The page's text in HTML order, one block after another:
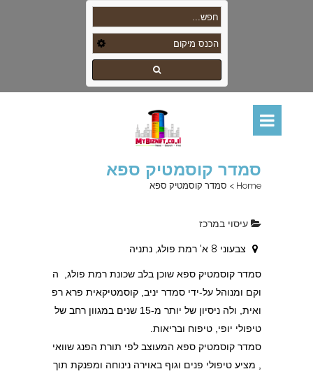
סמדר קוסמטיק ספא
Home
> סמדר קוסמטיק ספא
עיסוי במרכז
צבעוני 8 א' רמת פולג, נתניה
סמדר קוסמטיק ספא שוכן בלב שכונת רמת פולג, ה
וקם ומנוהל על-ידי סמדר יניב, קוסמטיקאית פרא רפ
ואית, ולה ניסיון של יותר מ-15 שנים במגוון רחב של
טיפולי יופי, טיפוח ובריאות.
סמדר קוסמטיק ספא המעוצב לפי תורת הפנג שוואי
, מציע טיפולי פנים וגוף באוירה נינוחה ומפנקת תוך